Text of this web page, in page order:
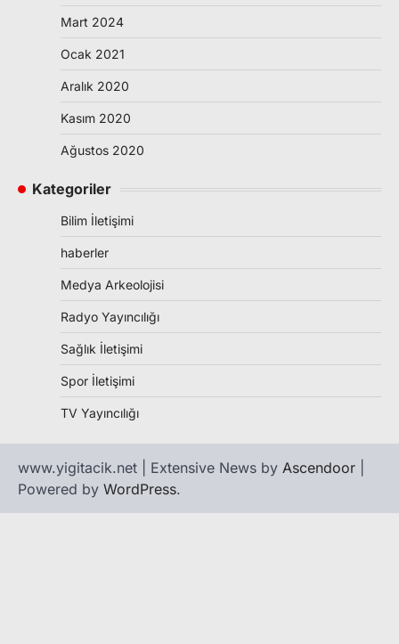
Mart 2024
Ocak 2021
Aralık 2020
Kasım 2020
Ağustos 2020
Kategoriler
Bilim İletişimi
haberler
Medya Arkeolojisi
Radyo Yayıncılığı
Sağlık İletişimi
Spor İletişimi
TV Yayıncılığı
www.yigitacik.net | Extensive News by Ascendoor
Powered by WordPress.